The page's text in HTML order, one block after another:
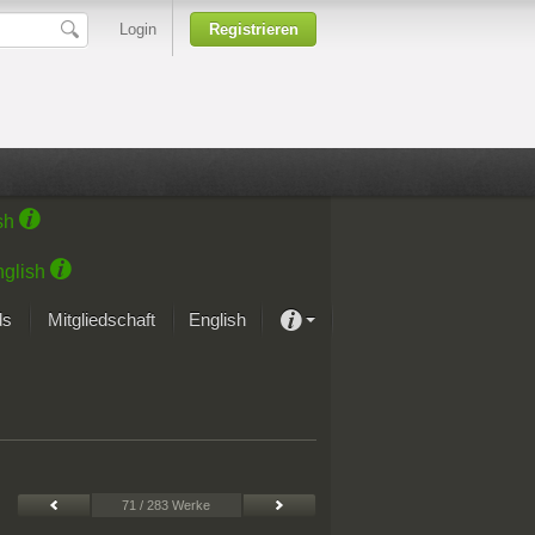
Login Registrieren
Mitgliedschaft English
Kunsthäuser
71 / 283 Werke